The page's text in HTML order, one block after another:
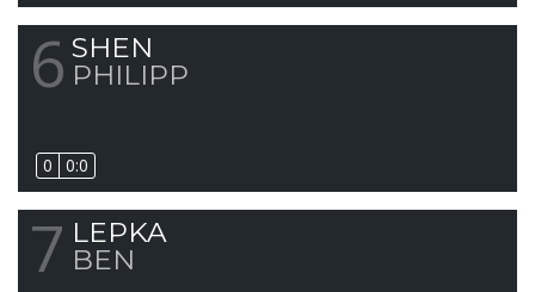
6 SHEN
PHILIPP
0 0:0
7 LEPKA
BEN